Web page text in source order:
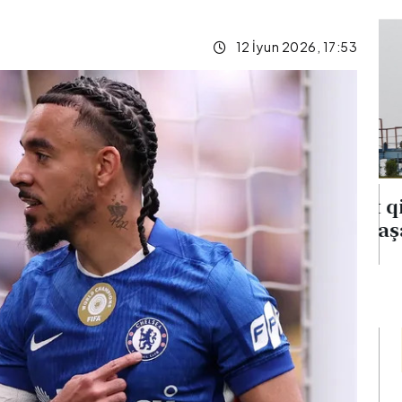
12 İyun 2026, 17:53
Neft qiymətləri 5 %-dən
çox aşağı düşüb